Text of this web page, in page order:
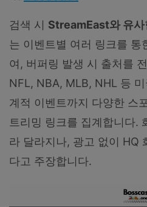
검색 시 StreamEast와 유사
는 이벤트별 여러 링크를 통
여, 버퍼링 발생 시 출처를
NFL, NBA, MLB, NHL 등
계적 이벤트까지 다양한 스
트리밍 링크를 집계합니다.
라 달라지나, 광고 없이 HQ
다고 주장합니다.